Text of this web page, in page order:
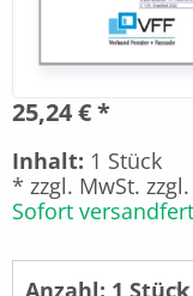
25,24 € *
Inhalt: 1 Stück
* zzgl. MwSt. zzgl.
Sofort